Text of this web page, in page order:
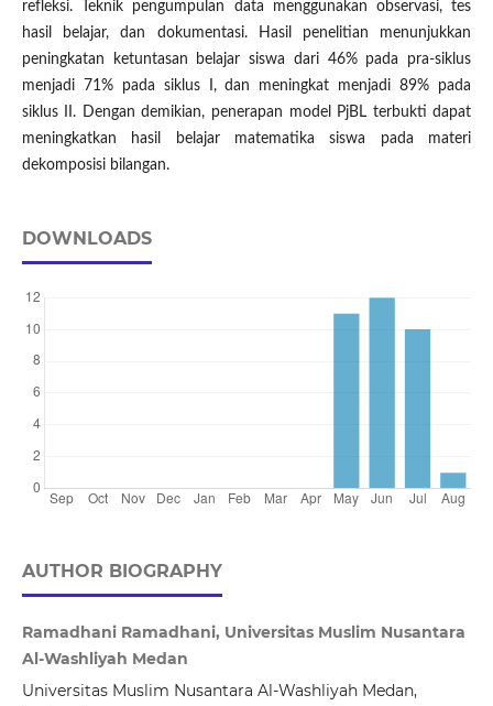
refleksi. Teknik pengumpulan data menggunakan observasi, tes
hasil belajar, dan dokumentasi. Hasil penelitian menunjukkan
peningkatan ketuntasan belajar siswa dari 46% pada pra-siklus
menjadi 71% pada siklus I, dan meningkat menjadi 89% pada
siklus II. Dengan demikian, penerapan model PjBL terbukti dapat
meningkatkan hasil belajar matematika siswa pada materi
dekomposisi bilangan.
DOWNLOADS
AUTHOR BIOGRAPHY
Ramadhani Ramadhani, Universitas Muslim Nusantara
Al-Washliyah Medan
Universitas Muslim Nusantara Al-Washliyah Medan,